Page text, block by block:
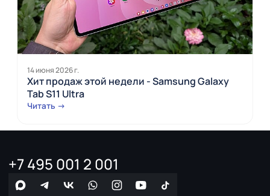
14 июня 2026 г.
Хит продаж этой недели - Samsung Galaxy
Tab S11 Ultra
Читать →
+7 495 001 2 001